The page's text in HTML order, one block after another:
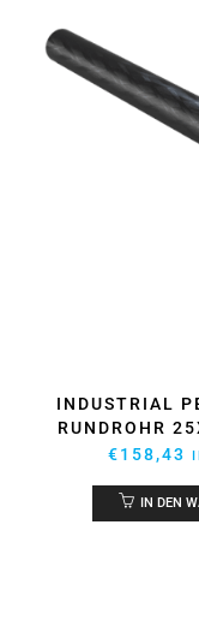
INDUSTRIAL
RUNDROHR
€158,43
IN DEN